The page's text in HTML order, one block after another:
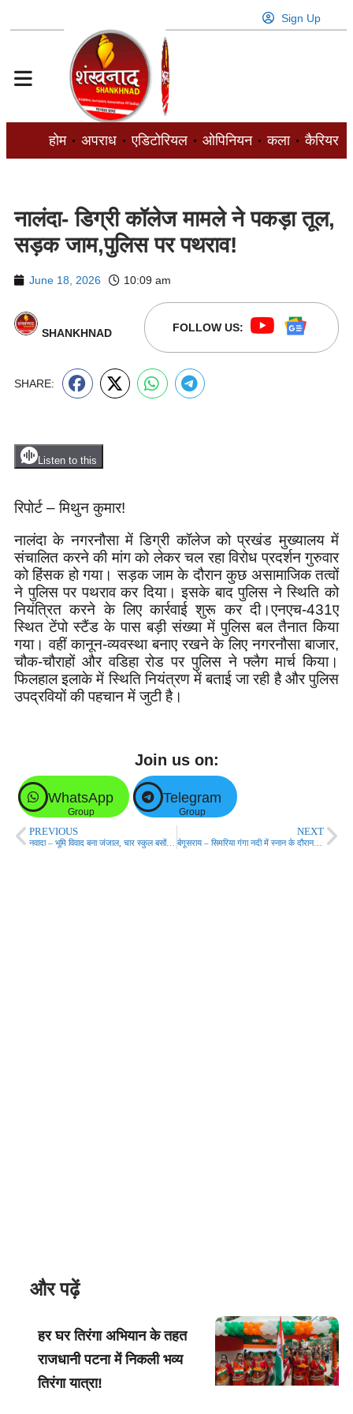
Sign Up
होम अपराध एडिटोरियल ओपिनियन कला कैरियर
नालंदा- डिग्री कॉलेज मामले ने पकड़ा तूल,
सड़क जाम,पुलिस पर पथराव!
June 18, 2026 10:09 am
SHANKHNAD FOLLOW US:
SHARE:
Listen to this
रिपोर्ट – मिथुन कुमार!
नालंदा के नगरनौसा में डिग्री कॉलेज को प्रखंड मुख्यालय में
संचालित करने की मांग को लेकर चल रहा विरोध प्रदर्शन गुरुवार
को हिंसक हो गया। सड़क जाम के दौरान कुछ असामाजिक तत्वों
ने पुलिस पर पथराव कर दिया। इसके बाद पुलिस ने स्थिति को
नियंत्रित करने के लिए कार्रवाई शुरू कर दी।एनएच-431ए
स्थित टेंपो स्टैंड के पास बड़ी संख्या में पुलिस बल तैनात किया
गया। वहीं कानून-व्यवस्था बनाए रखने के लिए नगरनौसा बाजार,
चौक-चौराहों और वडिहा रोड पर पुलिस ने फ्लैग मार्च किया।
फिलहाल इलाके में स्थिति नियंत्रण में बताई जा रही है और पुलिस
उपद्रवियों की पहचान में जुटी है।
Join us on:
WhatsApp
Group
Telegram
Group
PREVIOUS
नवादा – भूमि विवाद बना जंजाल, चार स्कुल बसों को किया आग के हवाले!
NEXT
बेगूसराय – सिमरिया गंगा नदी में स्नान के दौरान दो सहोदर भाई समेत तीन लोग डूबे!
और पढ़ें
हर घर तिरंगा अभियान के तहत
राजधानी पटना में निकली भव्य
तिरंगा यात्रा!